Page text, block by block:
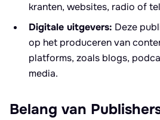
kranten, websites, radio of
Digitale uitgevers: Deze
op het produceren van
platforms, zoals blogs,
media.
Belang van